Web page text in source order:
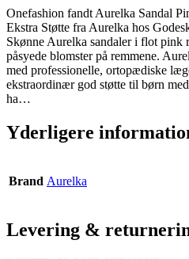
Onefashion fandt Aurelka Sandal
Ekstra Støtte fra Aurelka hos
Skønne Aurelka sandaler i flot pink
påsyede blomster på remmene.
med professionelle, ortopædiske
ekstraordinær god støtte til børn
ha…
Yderligere
Brand Aurelka
Levering &